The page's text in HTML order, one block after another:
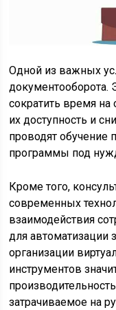
Одной из важных
документооборота.
сократить время на
их доступность и
проводят обучение
программы под
Кроме того,
современных
взаимодействия
для автоматизации
организации
инструментов
затрачиваемое на